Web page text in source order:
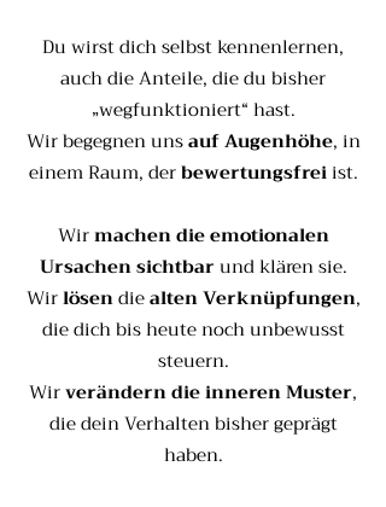
Du wirst dich selbst kennenlernen,
auch die Anteile, die du bisher
„wegfunktioniert“ hast.
Wir begegnen unsauf Augenhöhe, in
einem Raum, derbewertungsfreiist.
Wirmachen die emotionalen
Ursachen sichtbarund klären sie.
Wirlösendiealten Verknüpfungen,
die dich bis heute noch unbewusst
steuern.
Wirverändern die inneren Muster,
die dein Verhalten bisher geprägt
haben.